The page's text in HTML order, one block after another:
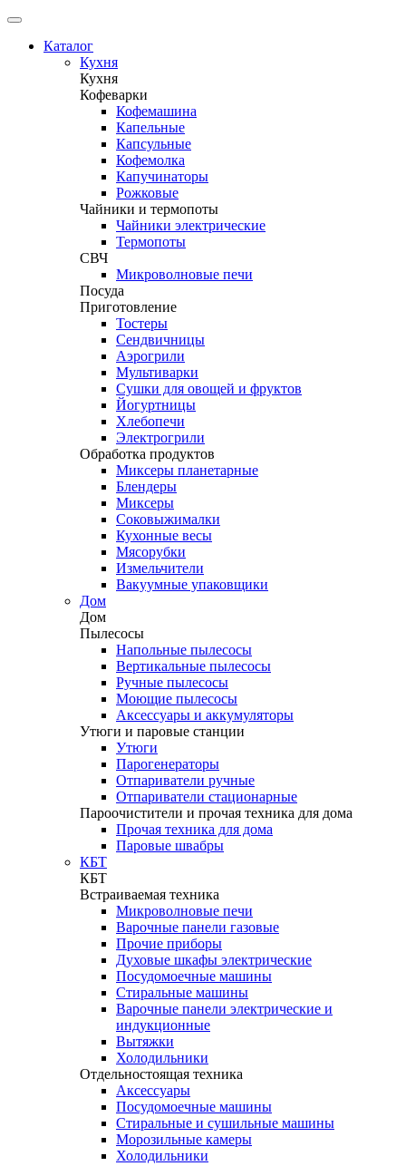
Каталог
Кухня
Кухня
Кофеварки
Кофемашина
Капельные
Капсульные
Кофемолка
Капучинаторы
Рожковые
Чайники и термопоты
Чайники электрические
Термопоты
СВЧ
Микроволновые печи
Посуда
Приготовление
Тостеры
Сендвичницы
Аэрогрили
Мультиварки
Сушки для овощей и фруктов
Йогуртницы
Хлебопечи
Электрогрили
Обработка продуктов
Миксеры планетарные
Блендеры
Миксеры
Соковыжималки
Кухонные весы
Мясорубки
Измельчители
Вакуумные упаковщики
Дом
Дом
Пылесосы
Напольные пылесосы
Вертикальные пылесосы
Ручные пылесосы
Моющие пылесосы
Аксессуары и аккумуляторы
Утюги и паровые станции
Утюги
Парогенераторы
Отпариватели ручные
Отпариватели стационарные
Пароочистители и прочая техника для дома
Прочая техника для дома
Паровые швабры
КБТ
КБТ
Встраиваемая техника
Микроволновые печи
Варочные панели газовые
Прочие приборы
Духовые шкафы электрические
Посудомоечные машины
Стиральные машины
Варочные панели электрические и
индукционные
Вытяжки
Холодильники
Отдельностоящая техника
Аксессуары
Посудомоечные машины
Стиральные и сушильные машины
Морозильные камеры
Холодильники